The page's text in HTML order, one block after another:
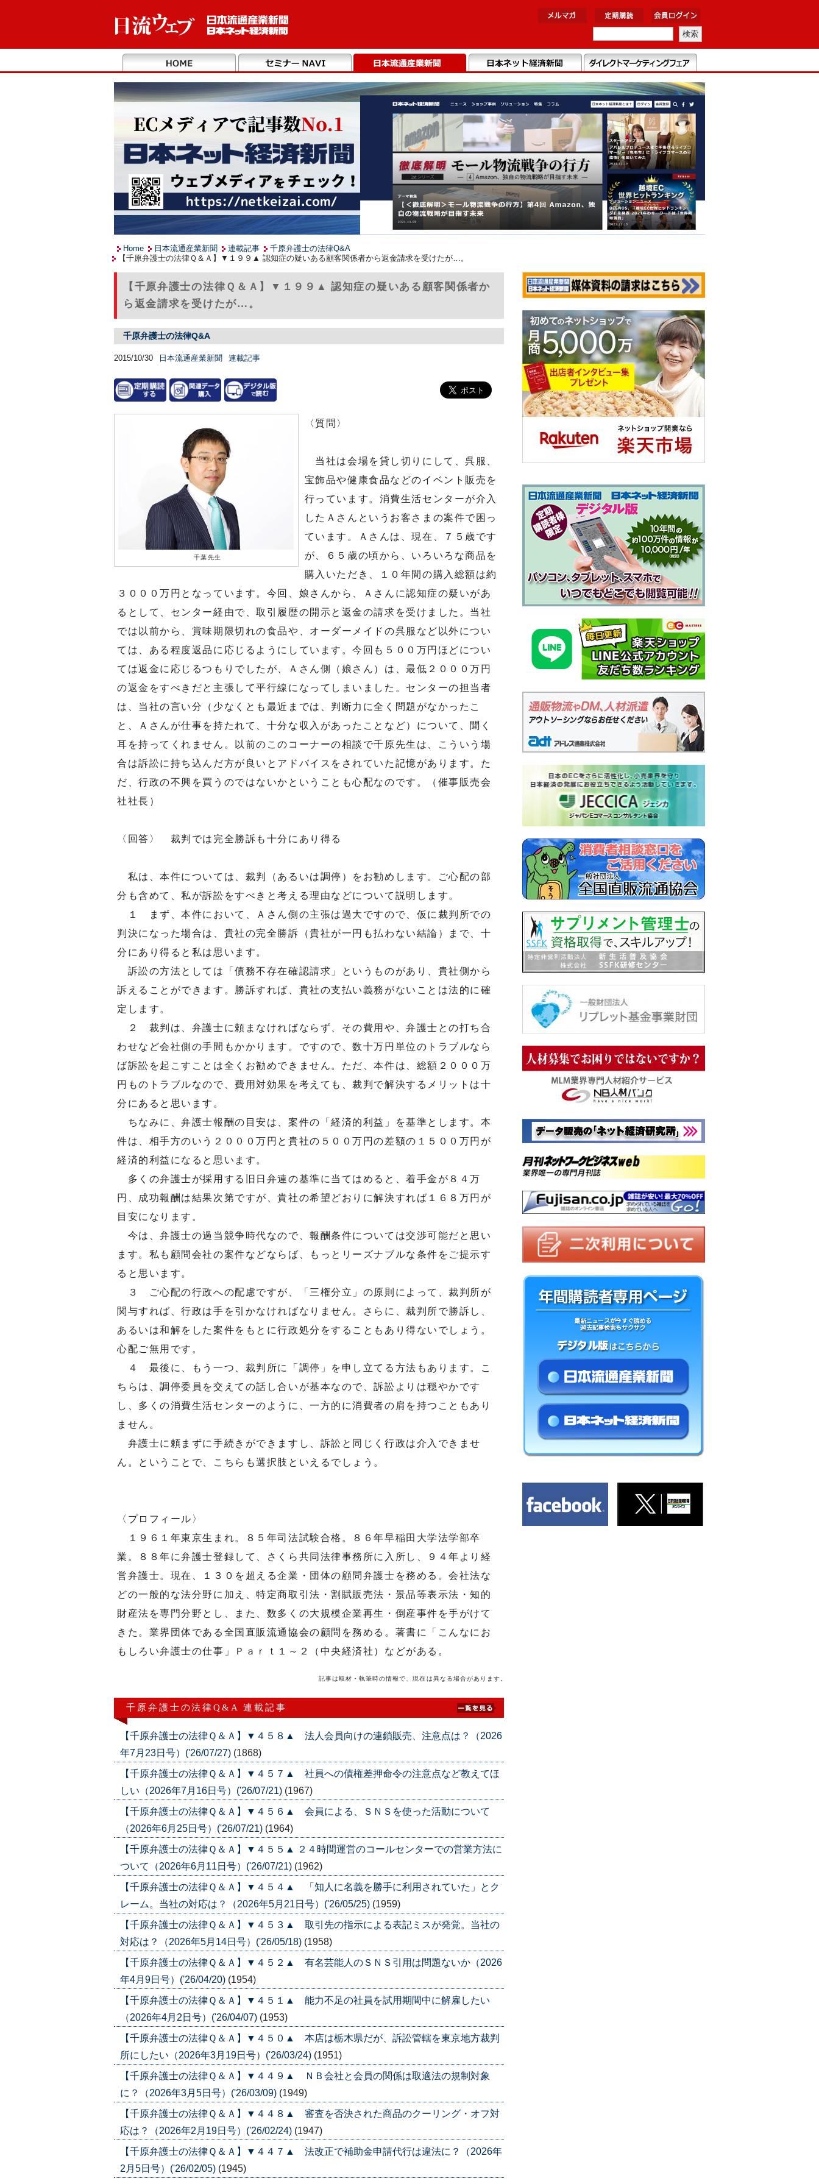
Home 日本流通産業新聞 連載記事
千原弁護士の法律Q&A
【千原弁護士の法律Ｑ＆Ａ】▼１９９▲ 認知症の疑いある顧客関係者から返金請求を受けたが…。
【千原弁護士の法律Ｑ＆Ａ】▼１９９▲ 認知症の疑いある顧客関係者か
ら返金請求を受けたが…。
千原弁護士の法律Q&A
2015/10/30 日本流通産業新聞 連載記事
千葉先生
〈質問〉
当社は会場を貸し切りにして、呉服、
宝飾品や健康食品などのイベント販売を
行っています。消費生活センターが介入
したＡさんというお客さまの案件で困っ
ています。Ａさんは、現在、７５歳です
が、６５歳の頃から、いろいろな商品を
購入いただき、１０年間の購入総額は約
３０００万円となっています。今回、娘さんから、Ａさんに認知症の疑いがあ
るとして、センター経由で、取引履歴の開示と返金の請求を受けました。当社
では以前から、賞味期限切れの食品や、オーダーメイドの呉服など以外につい
ては、ある程度返品に応じるようにしています。今回も５００万円ほどについ
ては返金に応じるつもりでしたが、Ａさん側（娘さん）は、最低２０００万円
の返金をすべきだと主張して平行線になってしまいました。センターの担当者
は、当社の言い分（少なくとも最近までは、判断力に全く問題がなかったこ
と、Ａさんが仕事を持たれて、十分な収入があったことなど）について、聞く
耳を持ってくれません。以前のこのコーナーの相談で千原先生は、こういう場
合は訴訟に持ち込んだ方が良いとアドバイスをされていた記憶があります。た
だ、行政の不興を買うのではないかということも心配なのです。（催事販売会
社社長）
〈回答〉 裁判では完全勝訴も十分にあり得る
私は、本件については、裁判（あるいは調停）をお勧めします。ご心配の部
分も含めて、私が訴訟をすべきと考える理由などについて説明します。
１ まず、本件において、Ａさん側の主張は過大ですので、仮に裁判所での
判決になった場合は、貴社の完全勝訴（貴社が一円も払わない結論）まで、十
分にあり得ると私は思います。
訴訟の方法としては「債務不存在確認請求」というものがあり、貴社側から
訴えることができます。勝訴すれば、貴社の支払い義務がないことは法的に確
定します。
２ 裁判は、弁護士に頼まなければならず、その費用や、弁護士との打ち合
わせなど会社側の手間もかかります。ですので、数十万円単位のトラブルなら
ば訴訟を起こすことは全くお勧めできません。ただ、本件は、総額２０００万
円ものトラブルなので、費用対効果を考えても、裁判で解決するメリットは十
分にあると思います。
ちなみに、弁護士報酬の目安は、案件の「経済的利益」を基準とします。本
件は、相手方のいう２０００万円と貴社の５００万円の差額の１５００万円が
経済的利益になると思います。
多くの弁護士が採用する旧日弁連の基準に当てはめると、着手金が８４万
円、成功報酬は結果次第ですが、貴社の希望どおりに解決すれば１６８万円が
目安になります。
今は、弁護士の過当競争時代なので、報酬条件については交渉可能だと思い
ます。私も顧問会社の案件などならば、もっとリーズナブルな条件をご提示す
ると思います。
３ ご心配の行政への配慮ですが、「三権分立」の原則によって、裁判所が
関与すれば、行政は手を引かなければなりません。さらに、裁判所で勝訴し、
あるいは和解をした案件をもとに行政処分をすることもあり得ないでしょう。
心配ご無用です。
４ 最後に、もう一つ、裁判所に「調停」を申し立てる方法もあります。こ
ちらは、調停委員を交えての話し合いが基本なので、訴訟よりは穏やかです
し、多くの消費生活センターのように、一方的に消費者の肩を持つこともあり
ません。
弁護士に頼まずに手続きができますし、訴訟と同じく行政は介入できませ
ん。ということで、こちらも選択肢といえるでしょう。
〈プロフィール〉
１９６１年東京生まれ。８５年司法試験合格。８６年早稲田大学法学部卒
業。８８年に弁護士登録して、さくら共同法律事務所に入所し、９４年より経
営弁護士。現在、１３０を超える企業・団体の顧問弁護士を務める。会社法な
どの一般的な法分野に加え、特定商取引法・割賦販売法・景品等表示法・知的
財産法を専門分野とし、また、数多くの大規模企業再生・倒産事件を手がけて
きた。業界団体である全国直販流通協会の顧問を務める。著書に「こんなにお
もしろい弁護士の仕事」Ｐａｒｔ１～２（中央経済社）などがある。
記事は取材・執筆時の情報で、現在は異なる場合があります。
千原弁護士の法律Q&A 連載記事
【千原弁護士の法律Ｑ＆Ａ】▼４５８▲ 法人会員向けの連鎖販売、注意点は？（2026
年7月23日号）('26/07/27) (1868)
【千原弁護士の法律Ｑ＆Ａ】▼４５７▲ 社員への債権差押命令の注意点など教えてほ
しい（2026年7月16日号）('26/07/21) (1967)
【千原弁護士の法律Ｑ＆Ａ】▼４５６▲ 会員による、ＳＮＳを使った活動について
（2026年6月25日号）('26/07/21) (1964)
【千原弁護士の法律Ｑ＆Ａ】▼４５５▲ ２４時間運営のコールセンターでの営業方法に
ついて（2026年6月11日号）('26/07/21) (1962)
【千原弁護士の法律Ｑ＆Ａ】▼４５４▲ 「知人に名義を勝手に利用されていた」とク
レーム。当社の対応は？（2026年5月21日号）('26/05/25) (1959)
【千原弁護士の法律Ｑ＆Ａ】▼４５３▲ 取引先の指示による表記ミスが発覚。当社の
対応は？（2026年5月14日号）('26/05/18) (1958)
【千原弁護士の法律Ｑ＆Ａ】▼４５２▲ 有名芸能人のＳＮＳ引用は問題ないか（2026
年4月9日号）('26/04/20) (1954)
【千原弁護士の法律Ｑ＆Ａ】▼４５１▲ 能力不足の社員を試用期間中に解雇したい
（2026年4月2日号）('26/04/07) (1953)
【千原弁護士の法律Ｑ＆Ａ】▼４５０▲ 本店は栃木県だが、訴訟管轄を東京地方裁判
所にしたい（2026年3月19日号）('26/03/24) (1951)
【千原弁護士の法律Ｑ＆Ａ】▼４４９▲ ＮＢ会社と会員の関係は取適法の規制対象
に？（2026年3月5日号）('26/03/09) (1949)
【千原弁護士の法律Ｑ＆Ａ】▼４４８▲ 審査を否決された商品のクーリング・オフ対
応は？（2026年2月19日号）('26/02/24) (1947)
【千原弁護士の法律Ｑ＆Ａ】▼４４７▲ 法改正で補助金申請代行は違法に？（2026年
2月5日号）('26/02/05) (1945)